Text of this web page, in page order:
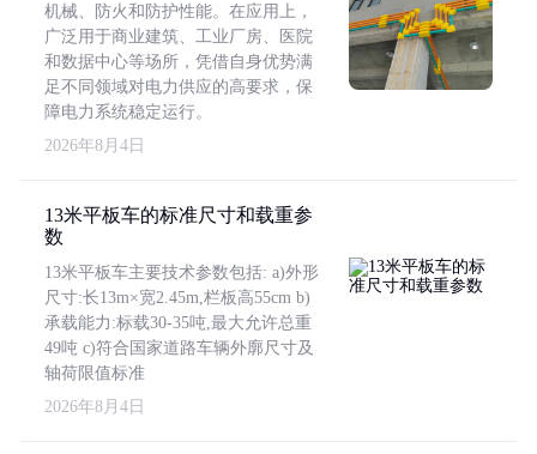
机械、防火和防护性能。在应用上，
广泛用于商业建筑、工业厂房、医院
和数据中心等场所，凭借自身优势满
足不同领域对电力供应的高要求，保
障电力系统稳定运行。
2026年8月4日
13米平板车的标准尺寸和载重参
数
13米平板车主要技术参数包括: a)外形
尺寸:长13m×宽2.45m,栏板高55cm b)
承载能力:标载30-35吨,最大允许总重
49吨 c)符合国家道路车辆外廓尺寸及
轴荷限值标准
2026年8月4日